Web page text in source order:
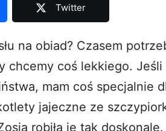
Twitter
na obiad? Czasem
chcemy coś lekkiego. Jeśli
mam coś specjalnie
jajeczne ze
robiła je tak